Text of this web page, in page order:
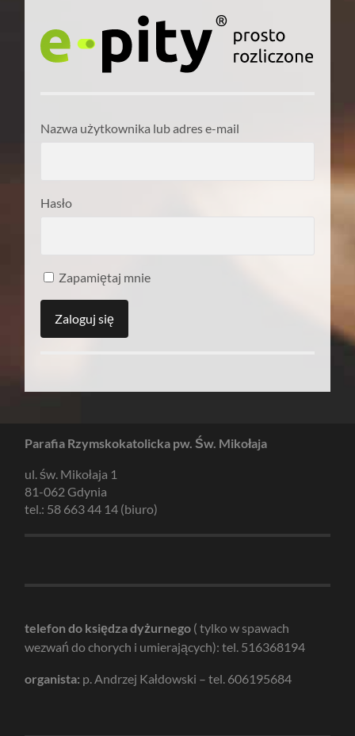
Nazwa użytkownika lub adres e-mail
Hasło
Zapamiętaj mnie
Parafia Rzymskokatolicka pw. Św. Mikołaja
ul. św. Mikołaja 1
81-062 Gdynia
tel.: 58 663 44 14 (biuro)
telefon do księdza dyżurnego ( tylko w spawach
wezwań do chorych i umierających): tel. 516368194
organista: p. Andrzej Kałdowski – tel. 606195684